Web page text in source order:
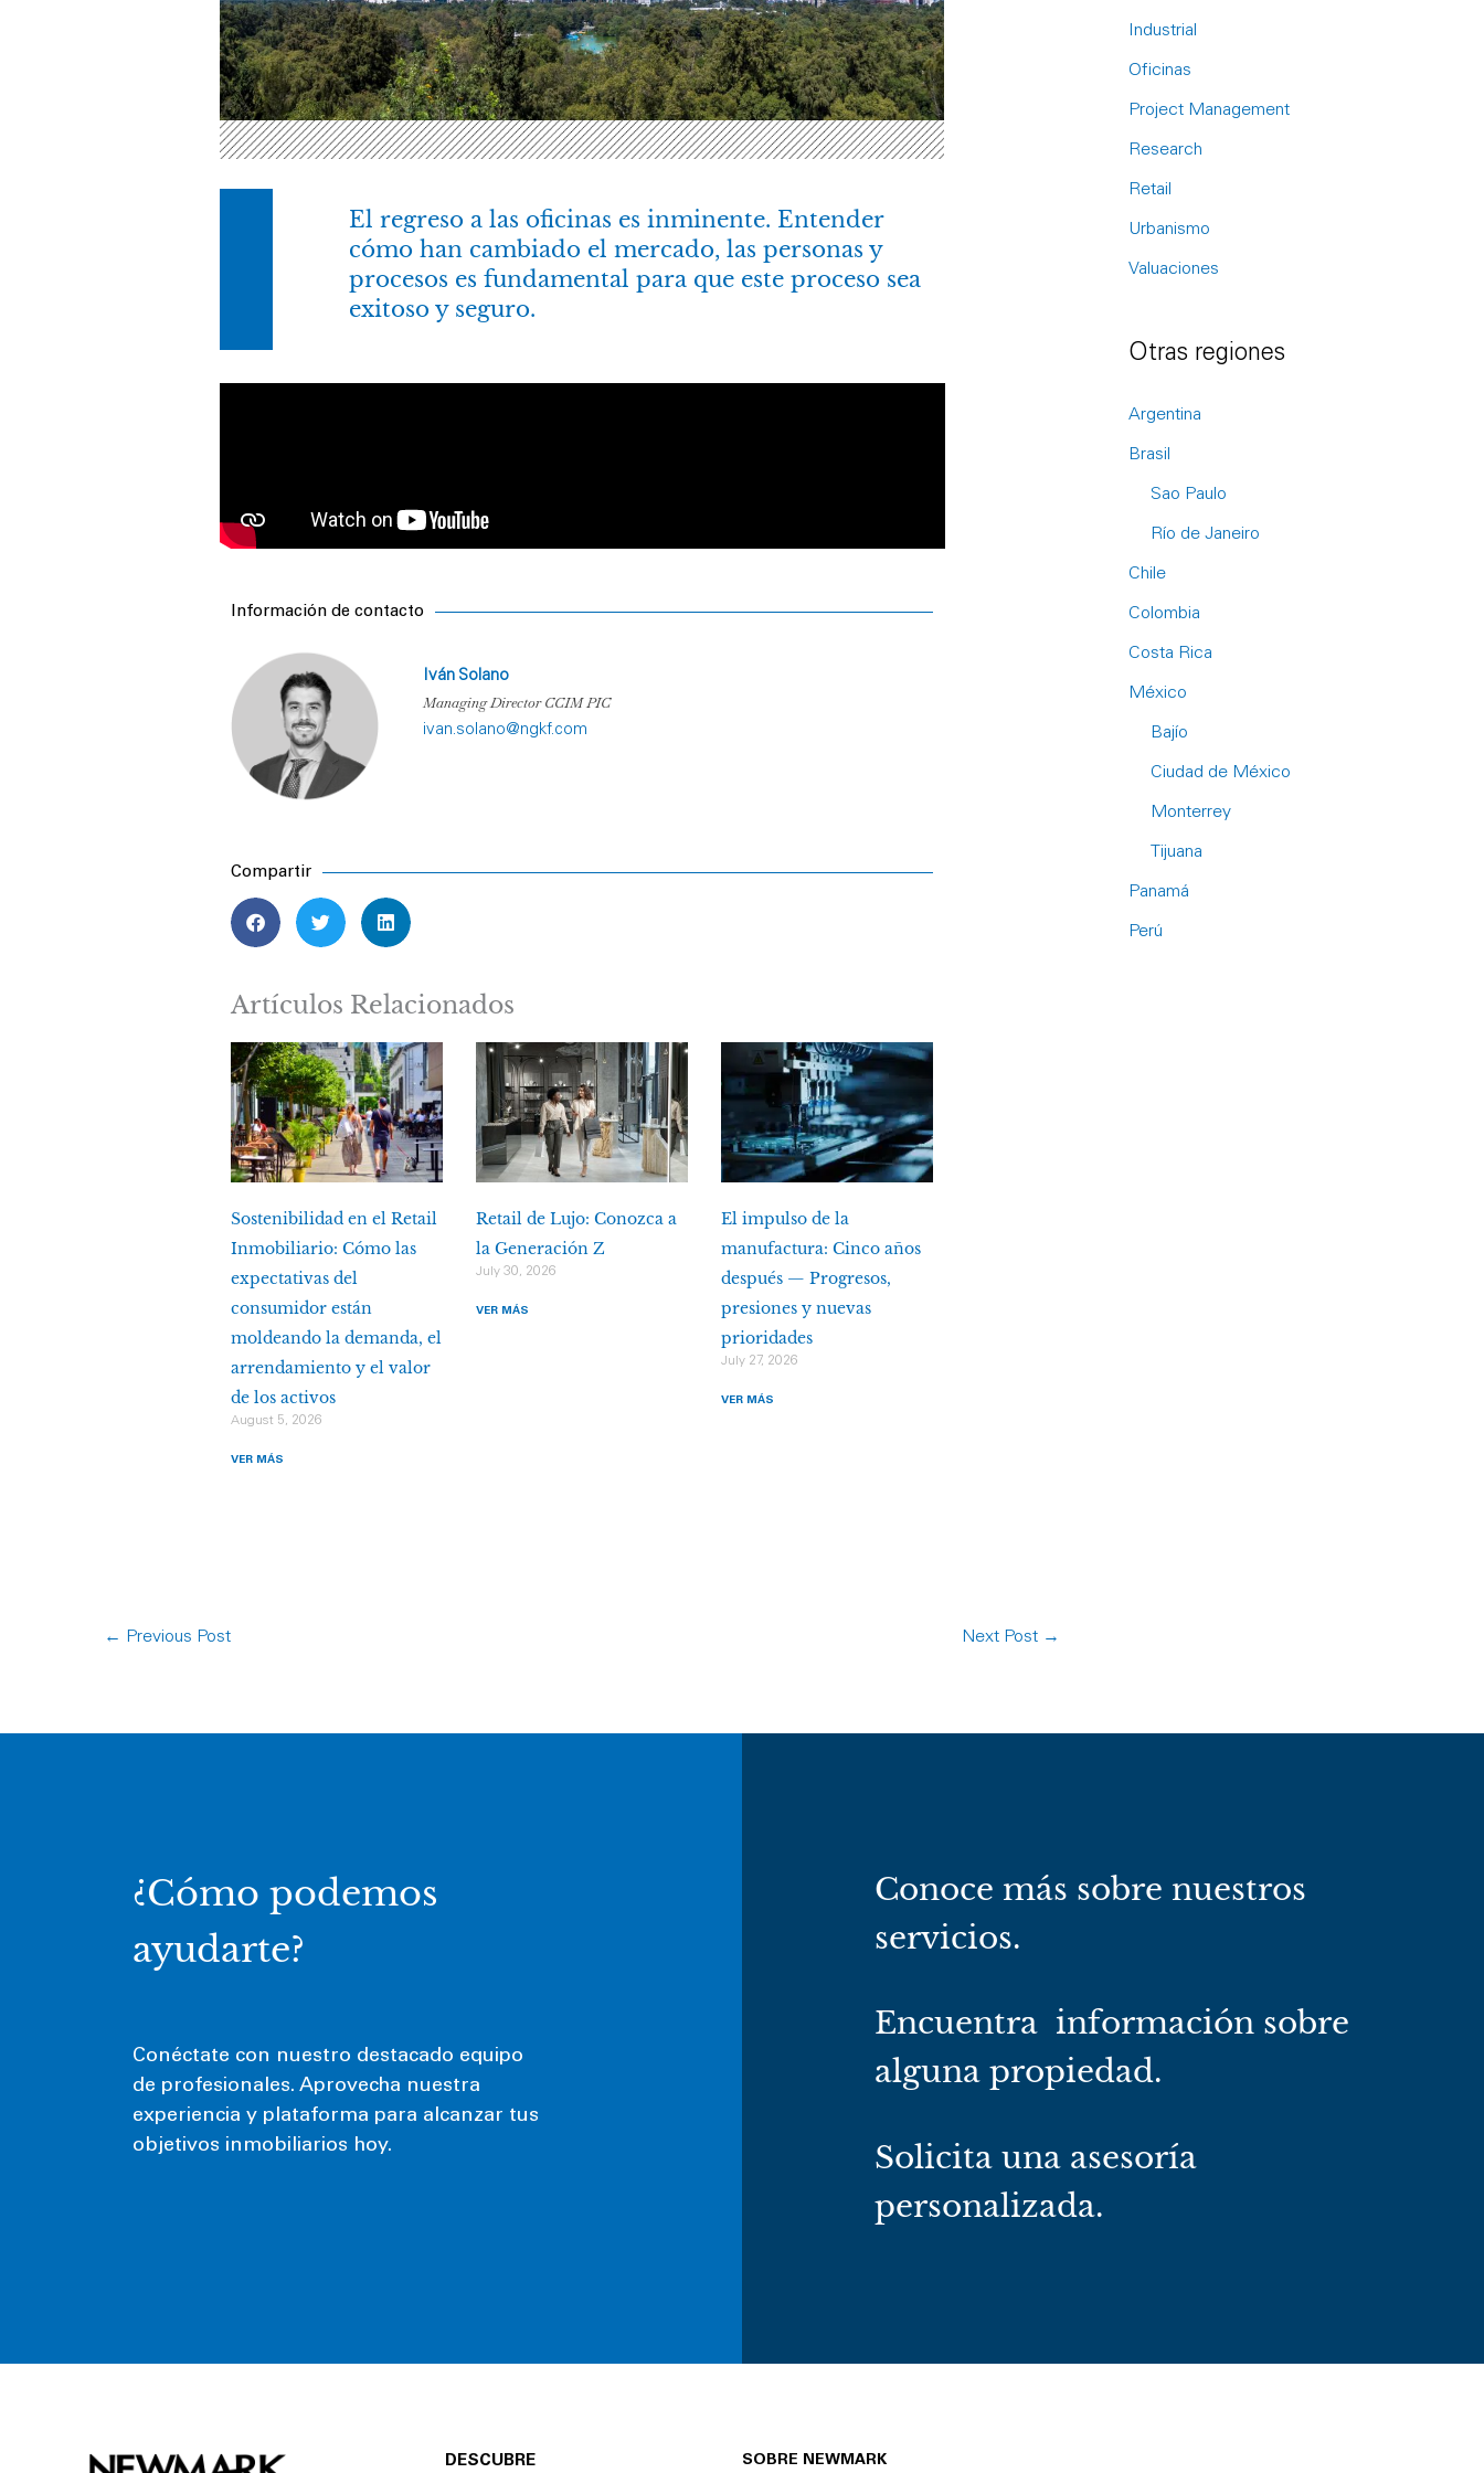
El regreso a las oficinas es inminente. Entender
cómo han cambiado el mercado, las personas y
procesos es fundamental para que este proceso sea
exitoso y seguro.
Información de contacto
Iván Solano
Managing Director CCIM PIC
ivan.solano@ngkf.com
Compartir
Artículos Relacionados
Sostenibilidad en el Retail
Inmobiliario: Cómo las
expectativas del
consumidor están
moldeando la demanda, el
arrendamiento y el valor
de los activos
August 5, 2026
VER MÁS
Retail de Lujo: Conozca a
la Generación Z
July 30, 2026
VER MÁS
El impulso de la
manufactura: Cinco años
después — Progresos,
presiones y nuevas
prioridades
July 27, 2026
VER MÁS
← Previous Post Next Post →
Industrial
Oficinas
Project Management
Research
Retail
Urbanismo
Valuaciones
Otras regiones
Argentina
Brasil
Sao Paulo
Río de Janeiro
Chile
Colombia
Costa Rica
México
Bajío
Ciudad de México
Monterrey
Tijuana
Panamá
Perú
¿Cómo podemos
ayudarte?
Conéctate con nuestro destacado equipo
de profesionales. Aprovecha nuestra
experiencia y plataforma para alcanzar tus
objetivos inmobiliarios hoy.
Conoce más sobre nuestros
servicios.
Encuentra información sobre
alguna propiedad.
Solicita una asesoría
personalizada.
DESCUBRE SOBRE NEWMARK